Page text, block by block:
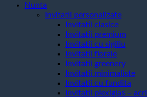
Nunta
Invitatii personalizate
Invitatii clasice
Invitatii premium
Invitatii cu sigiliu
Invitatii florale
Invitatii greenery
Invitatii minimaliste
Invitatii cu fundita
Invitatii plexiglas – acril